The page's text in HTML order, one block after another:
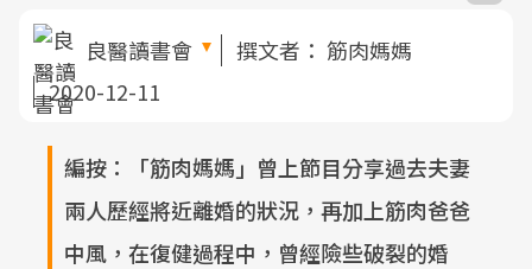
良醫讀書會 撰文者： 筋肉媽媽
2020-12-11
編按：「筋肉媽媽」曾上節目分享過去夫妻
兩人歷經將近離婚的狀況，再加上筋肉爸爸
中風，在復健過程中，曾經險些破裂的婚